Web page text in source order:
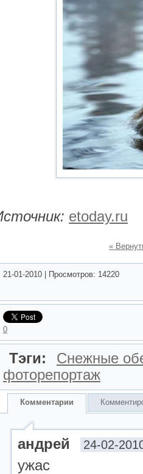
etoday.ru
«
21-01-2010 | Просмотров: 14220
0
Тэги:
Снежные
фоторепортаж
Комментарии
андрей 24-02-
ужас